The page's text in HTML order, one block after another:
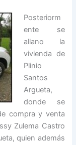
Posteriorm
ente se
allano la
vivienda de
Plinio
Santos
Argueta,
donde se
compra y venta
Zulema Castro
quien además